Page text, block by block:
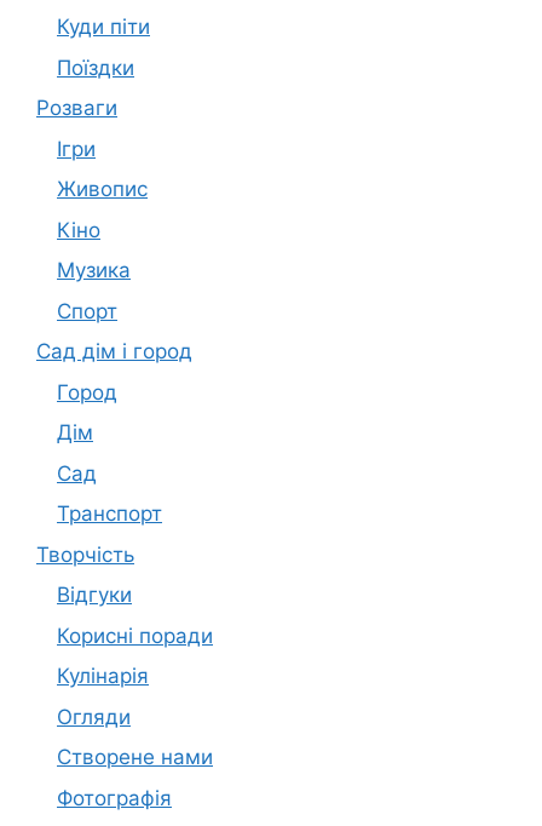
Куди піти
Поїздки
Розваги
Ігри
Живопис
Кіно
Музика
Спорт
Сад дім і город
Город
Дім
Сад
Транспорт
Творчість
Відгуки
Корисні поради
Кулінарія
Огляди
Створене нами
Фотографія